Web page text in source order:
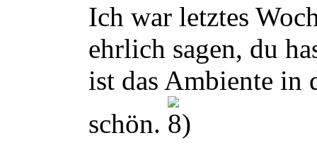
Ich war letztes
ehrlich sagen, du
ist das Ambiente in
schön.